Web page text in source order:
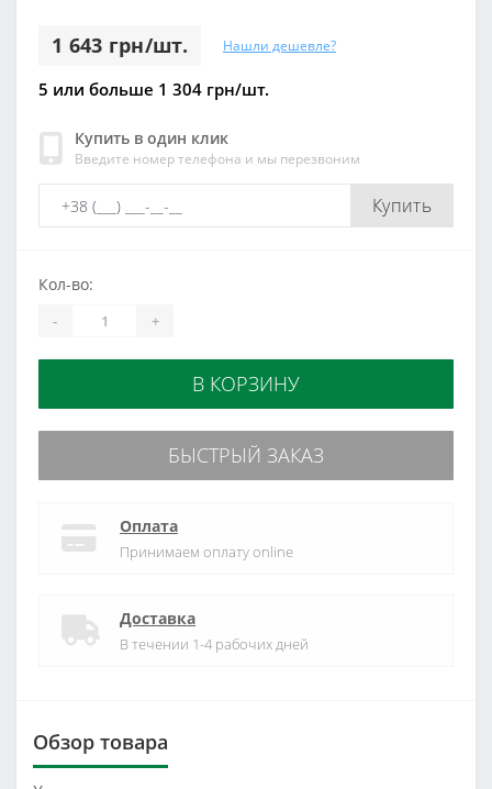
1 643 грн/шт. Нашли дешевле?
5 или больше 1 304 грн/шт.
Купить в один клик
Введите номер телефона и мы перезвоним
Купить
Кол-во:
- +
В КОРЗИНУ
БЫСТРЫЙ ЗАКАЗ
Оплата
Принимаем оплату online
Доставка
В течении 1-4 рабочих дней
Обзор товара